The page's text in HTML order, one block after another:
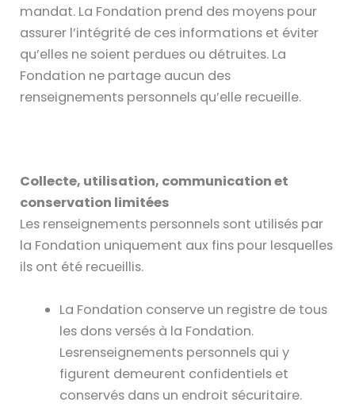
mandat. La Fondation prend des moyens pour
assurer l’intégrité de ces informations et éviter
qu’elles ne soient perdues ou détruites. La
Fondation ne partage aucun des
renseignements personnels qu’elle recueille.
Collecte, utilisation, communication et
conservation limitées
Les renseignements personnels sont utilisés par
la Fondation uniquement aux fins pour lesquelles
ils ont été recueillis.
La Fondation conserve un registre de tous
les dons versés à la Fondation.
Lesrenseignements personnels qui y
figurent demeurent confidentiels et
conservés dans un endroit sécuritaire.